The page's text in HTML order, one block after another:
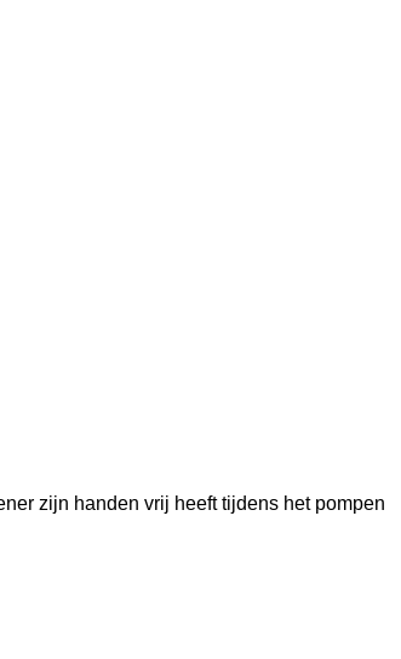
zijn handen vrij heeft tijdens het pompen